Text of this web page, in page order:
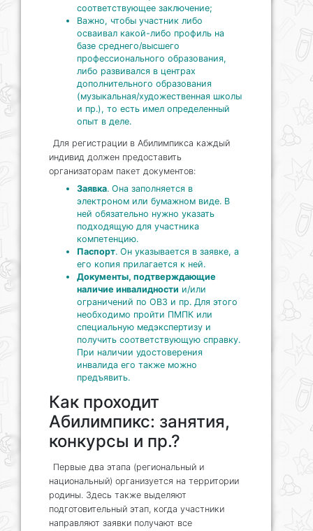
соответствующее заключение;
Важно, чтобы участник либо
осваивал какой-либо профиль на
базе среднего/высшего
профессионального образования,
либо развивался в центрах
дополнительного образования
(музыкальная/художественная школы
и пр.), то есть имел определенный
опыт в деле.
Для регистрации в Абилимпикса каждый
индивид должен предоставить
организаторам пакет документов:
Заявка. Она заполняется в
электроном или бумажном виде. В
ней обязательно нужно указать
подходящую для участника
компетенцию.
Паспорт. Он указывается в заявке, а
его копия прилагается к ней.
Документы, подтверждающие
наличие инвалидности и/или
ограничений по ОВЗ и пр. Для этого
необходимо пройти ПМПК или
специальную медэкспертизу и
получить соответствующую справку.
При наличии удостоверения
инвалида его также можно
предъявить.
Как проходит
Абилимпикс: занятия,
конкурсы и пр.?
Первые два этапа (региональный и
национальный) организуется на территории
родины. Здесь также выделяют
подготовительный этап, когда участники
направляют заявки получают все